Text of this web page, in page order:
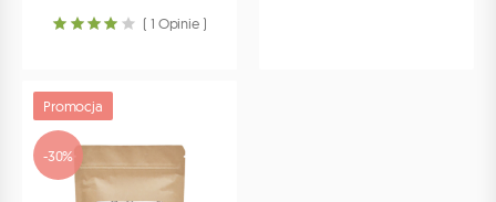
( 1 Opinie )
Promocja
-30%